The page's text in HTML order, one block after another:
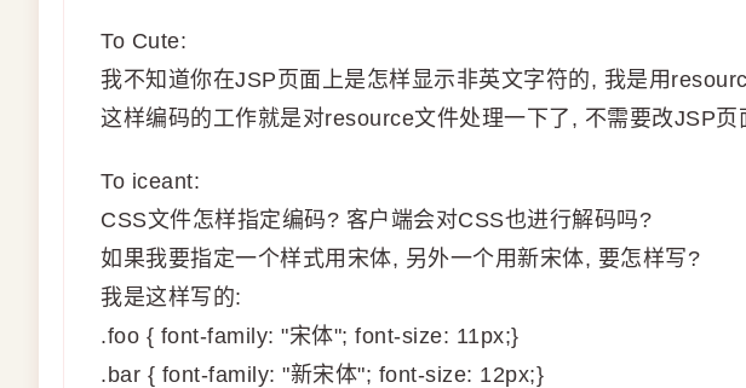
To Cute:
我不知道你在JSP页面上是怎样显示非英文字符的, 我是用
这样编码的工作就是对resource文件处理一下了, 不需要改JSP页
To iceant:
CSS文件怎样指定编码? 客户端会对CSS也进行解码吗?
如果我要指定一个样式用宋体, 另外一个用新宋体, 要怎样写?
我是这样写的:
.foo { font-family: "宋体"; font-size: 11px;}
.bar { font-family: "新宋体"; font-size: 12px;}